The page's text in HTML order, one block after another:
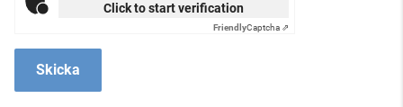
Click to start verification
FriendlyCaptcha ⇗
Skicka